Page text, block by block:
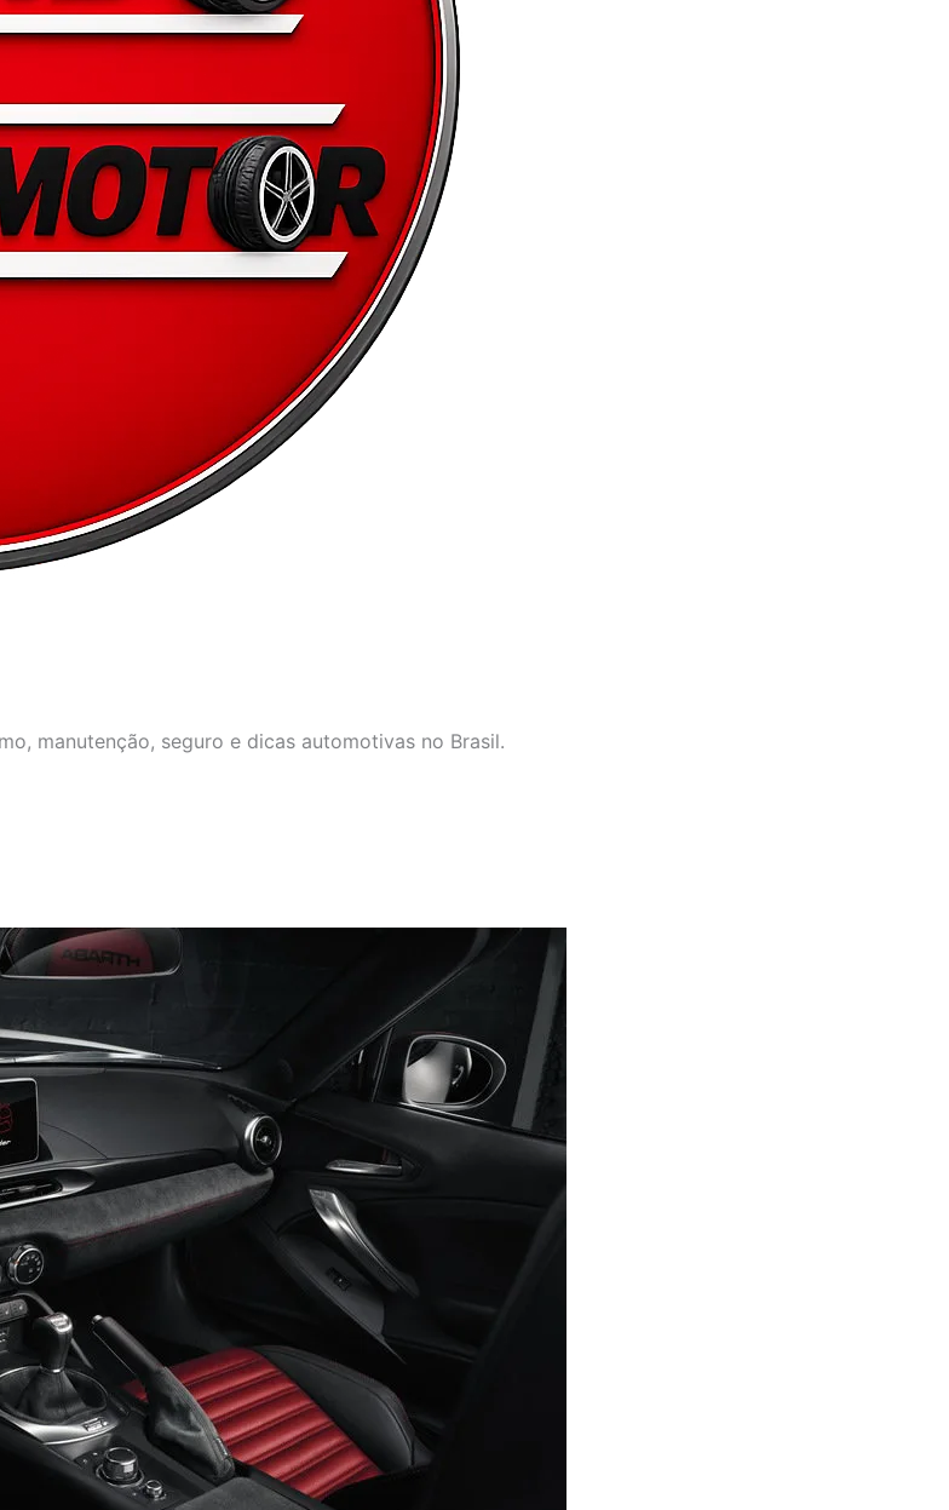
manutenção, seguro e dicas automotivas no Brasil.